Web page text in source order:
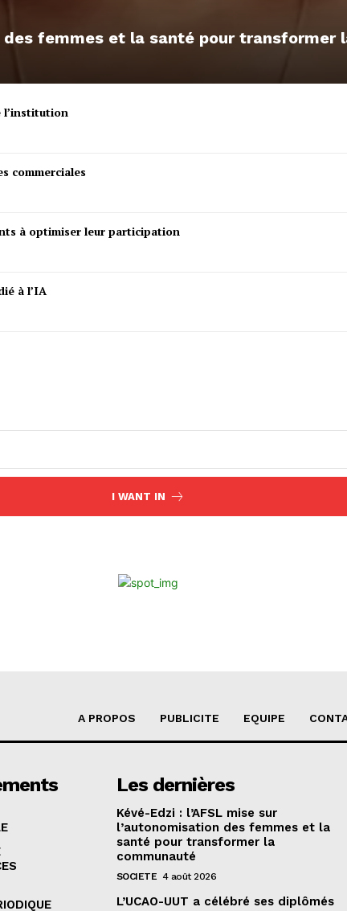
des femmes et la santé pour transformer
l’institution
commerciales
à optimiser leur participation
à l’IA
I WANT IN
A PROPOS PUBLICITE EQUIPE
Les dernières
Kévé-Edzi : l’AFSL mise sur
l’autonomisation des femmes et la
santé pour transformer la
communauté
SOCIETE 4 août 2026
L’UCAO-UUT a célébré ses diplômés